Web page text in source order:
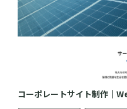
コーポレートサイト制作｜